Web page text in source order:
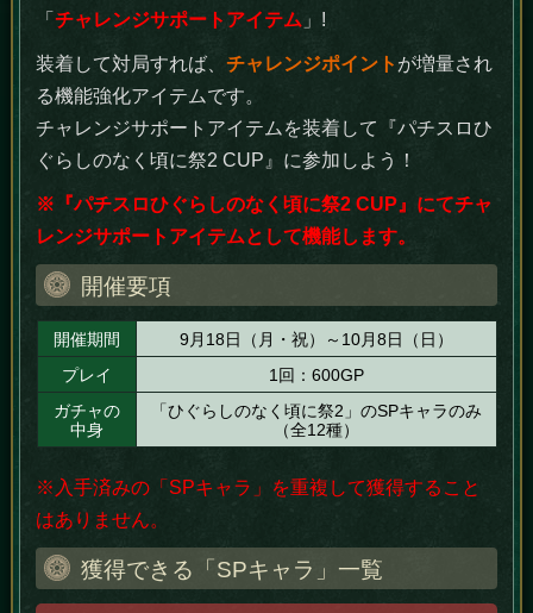
「チャレンジサポートアイテム 」!
装着して対局すれば、チャレンジポイント が増量され
る機能強化アイテムです。
チャレンジサポートアイテムを装着して『パチスロひ
ぐらしのなく頃に祭2 CUP』に参加しよう！
※『パチスロひぐらしのなく頃に祭2 CUP』にてチャ
レンジサポートアイテムとして機能します。
開催要項
開催期間
9月18日（月・祝）～10月8日（日）
プレイ
1回：600GP
ガチャの
中身
「ひぐらしのなく頃に祭2」のSPキャラのみ
（全12種）
※入手済みの「SPキャラ」を重複して獲得すること
はありません。
獲得できる「SPキャラ」一覧